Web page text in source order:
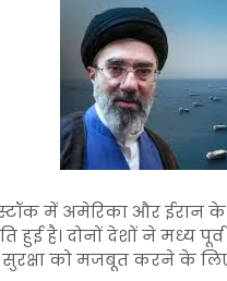
में अमेरिका और ईरान के
हुई है। दोनों देशों ने
सुरक्षा को मजबूत करने के